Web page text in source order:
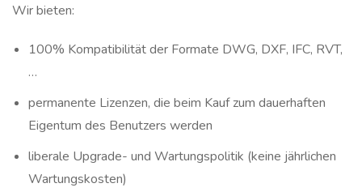
Wir bieten:
100% Kompatibilität der Formate DWG, DXF, IFC, RVT,
…
permanente Lizenzen, die beim Kauf zum dauerhaften
Eigentum des Benutzers werden
liberale Upgrade- und Wartungspolitik (keine jährlichen
Wartungskosten)